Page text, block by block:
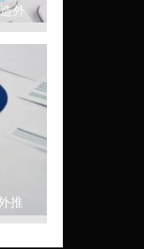
外
推